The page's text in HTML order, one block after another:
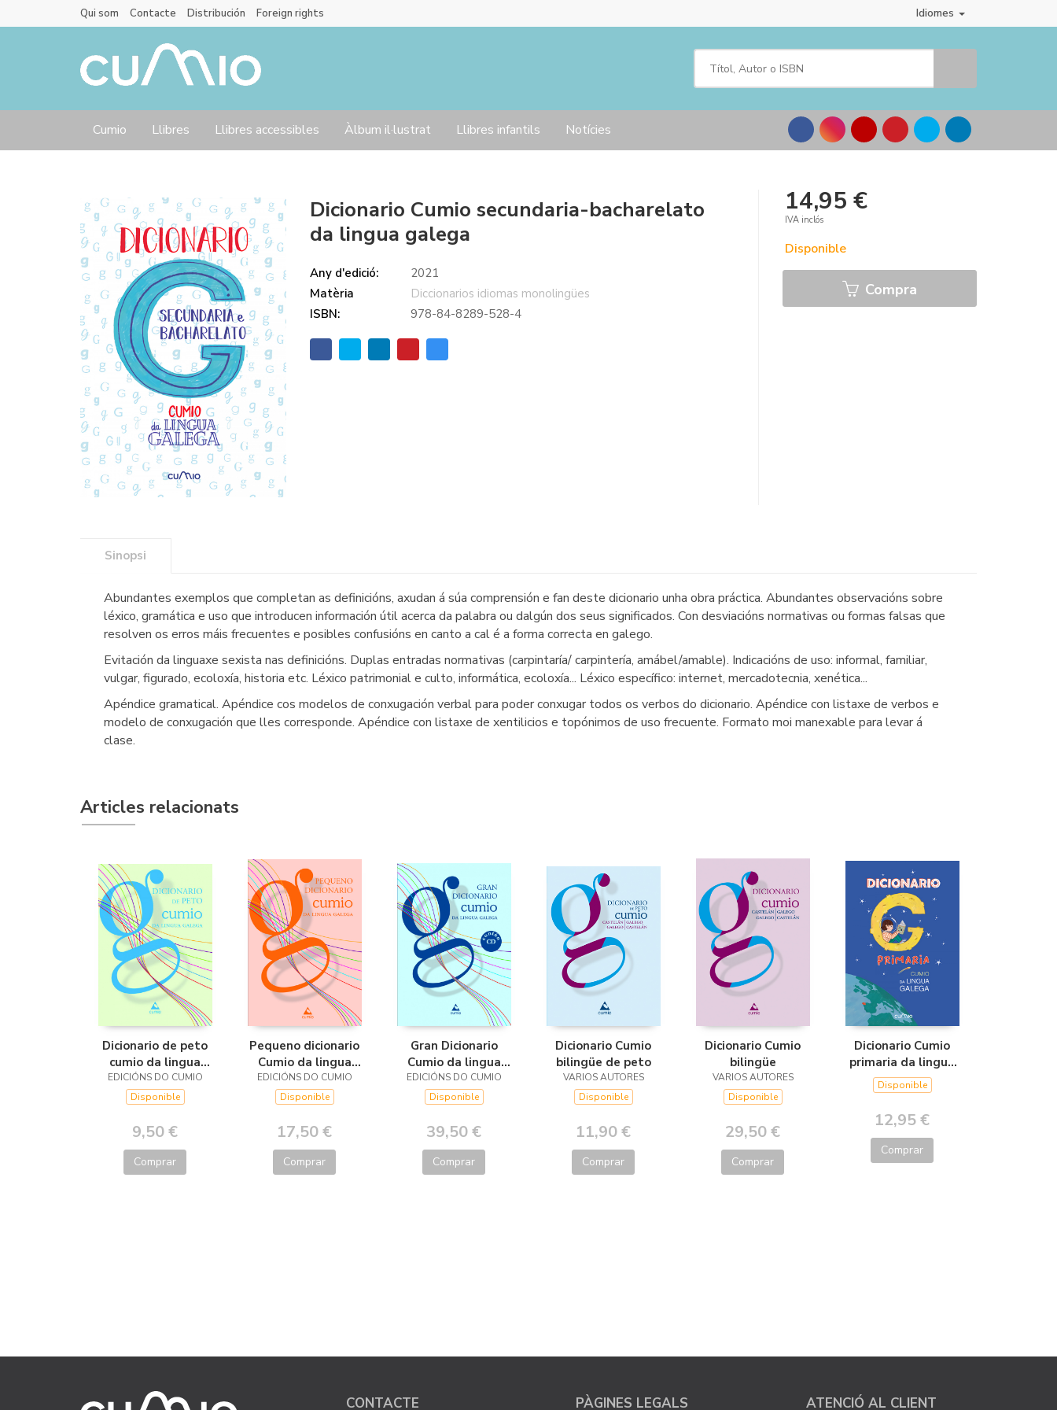
Idiomes
Qui som Contacte Distribución Foreign rights
Cumio Llibres Llibres accessibles Àlbum il·lustrat Llibres infantils Notícies
Dicionario Cumio secundaria-bacharelato
da lingua galega
Any d'edició:
2021
Matèria
Diccionarios idiomas monolingües
ISBN:
978-84-8289-528-4
14,95 €
IVA inclós
Disponible
Compra
Sinopsi
Abundantes exemplos que completan as definicións, axudan á súa comprensión e fan deste dicionario unha obra práctica. Abundantes observacións sobre
léxico, gramática e uso que introducen información útil acerca da palabra ou dalgún dos seus significados. Con desviacións normativas ou formas falsas que
resolven os erros máis frecuentes e posibles confusións en canto a cal é a forma correcta en galego.
Evitación da linguaxe sexista nas definicións. Duplas entradas normativas (carpintaría/ carpintería, amábel/amable). Indicacións de uso: informal, familiar,
vulgar, figurado, ecoloxía, historia etc. Léxico patrimonial e culto, informática, ecoloxía... Léxico específico: internet, mercadotecnia, xenética...
Apéndice gramatical. Apéndice cos modelos de conxugación verbal para poder conxugar todos os verbos do dicionario. Apéndice con listaxe de verbos e
modelo de conxugación que lles corresponde. Apéndice con listaxe de xentilicios e topónimos de uso frecuente. Formato moi manexable para levar á
clase.
Articles relacionats
Dicionario de peto
cumio da lingua
galega
EDICIÓNS DO CUMIO
Disponible
9,50 €
Comprar
Pequeno dicionario
Cumio da lingua
galega
EDICIÓNS DO CUMIO
Disponible
17,50 €
Comprar
Gran Dicionario
Cumio da lingua
galega
EDICIÓNS DO CUMIO
Disponible
39,50 €
Comprar
Dicionario Cumio
bilingüe de peto
VARIOS AUTORES
Disponible
11,90 €
Comprar
Dicionario Cumio
bilingüe
VARIOS AUTORES
Disponible
29,50 €
Comprar
Dicionario Cumio
primaria da lingua
galega
Disponible
12,95 €
Comprar
CONTACTE PÀGINES LEGALS ATENCIÓ AL CLIENT